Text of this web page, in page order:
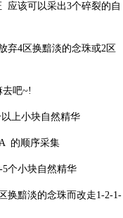
该可以采出3个碎裂的自
4区换黯淡的念珠或2区
吧~!
上小块自然精华
的顺序采集
个小块自然精华
黯淡的念珠而改走1-2-1-